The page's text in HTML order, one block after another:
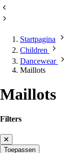
Startpagina
Children
Dancewear
Maillots
Maillots
Filters
Toepassen